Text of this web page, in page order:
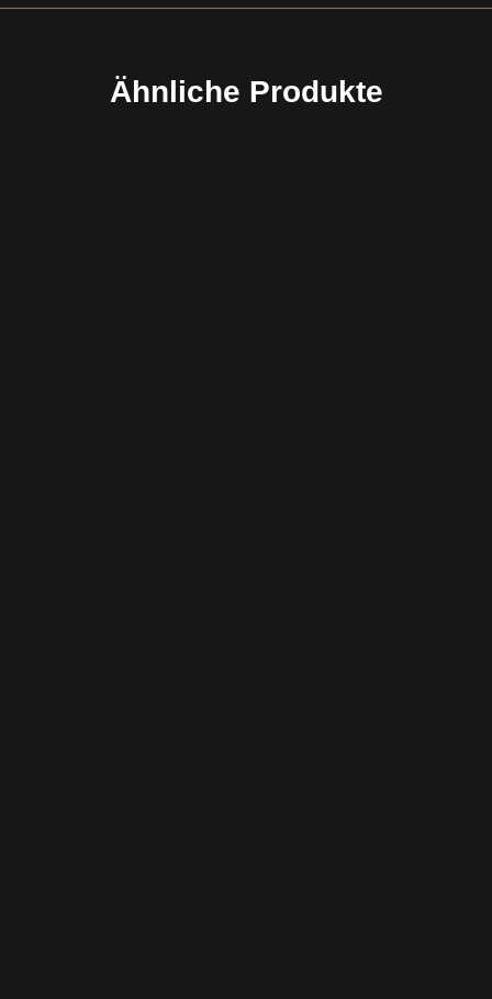
Ähnliche Produkte